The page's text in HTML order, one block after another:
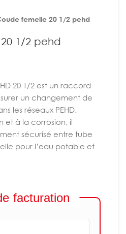
femelle 20 1/2 pehd
1/2 pehd
20 1/2 est un raccord
un changement de
les réseaux PEHD.
et à la corrosion, il
sécurisé entre tube
pour l’eau potable et
facturation